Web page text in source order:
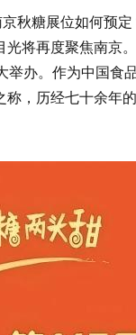
秋糖展位如何预
将再度聚焦南京
举办。作为中国食
称，历经七十余